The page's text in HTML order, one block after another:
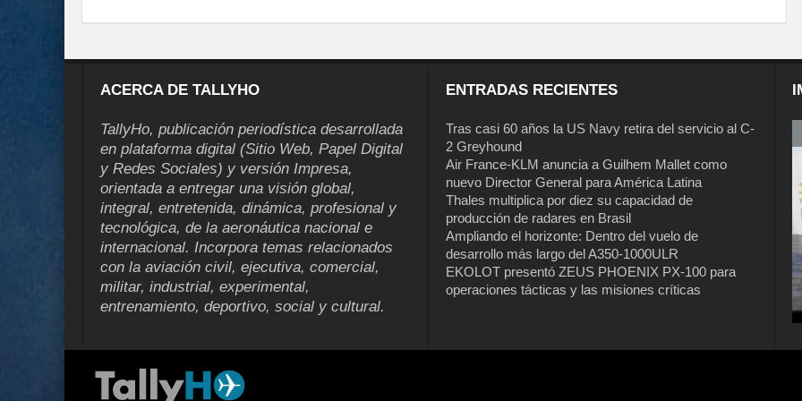
ACERCA DE TALLYHO
TallyHo, publicación periodística desarrollada
en plataforma digital (Sitio Web, Papel Digital
y Redes Sociales) y versión Impresa,
orientada a entregar una visión global,
integral, entretenida, dinámica, profesional y
tecnológica, de la aeronáutica nacional e
internacional. Incorpora temas relacionados
con la aviación civil, ejecutiva, comercial,
militar, industrial, experimental,
entrenamiento, deportivo, social y cultural.
ENTRADAS RECIENTES
Tras casi 60 años la US Navy retira del servicio al C-
2 Greyhound
Air France-KLM anuncia a Guilhem Mallet como
nuevo Director General para América Latina
Thales multiplica por diez su capacidad de
producción de radares en Brasil
Ampliando el horizonte: Dentro del vuelo de
desarrollo más largo del A350-1000ULR
EKOLOT presentó ZEUS PHOENIX PX-100 para
operaciones tácticas y las misiones críticas
Tras casi 60 años la US Navy retira del
servicio al C-2 Greyhound